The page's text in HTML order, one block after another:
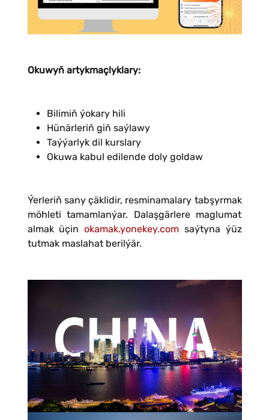
Okuwyň artykmaçlyklary:
Bilimiň ýokary hili
Hünärleriň giň saýlawy
Taýýarlyk dil kurslary
Okuwa kabul edilende doly goldaw
Ýerleriň sany çäklidir, resminamalary tabşyrmak
möhleti tamamlanýar. Dalaşgärlere maglumat
almak üçin okamak.yonekey.com saýtyna ýüz
tutmak maslahat berilýär.